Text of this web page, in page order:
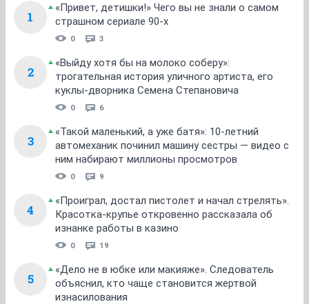
1
«Привет, детишки!» Чего вы не знали о самом
страшном сериале 90-х
0 3
2
«Выйду хотя бы на молоко соберу»:
трогательная история уличного артиста, его
куклы-дворника Семена Степановича
0 6
3
«Такой маленький, а уже батя»: 10-летний
автомеханик починил машину сестры — видео с
ним набирают миллионы просмотров
0 9
4
«Проиграл, достал пистолет и начал стрелять».
Красотка-крупье откровенно рассказала об
изнанке работы в казино
0 19
5
«Дело не в юбке или макияже». Следователь
объяснил, кто чаще становится жертвой
изнасилования